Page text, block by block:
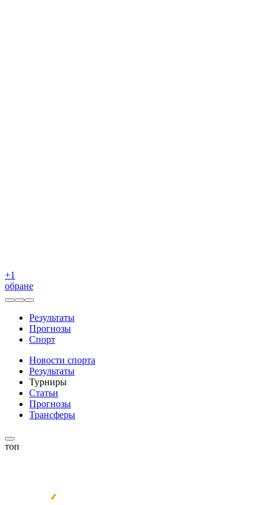
+1
обране
Результаты
Прогнозы
Спорт
Новости спорта
Результаты
Турниры
Статьи
Прогнозы
Трансферы
топ